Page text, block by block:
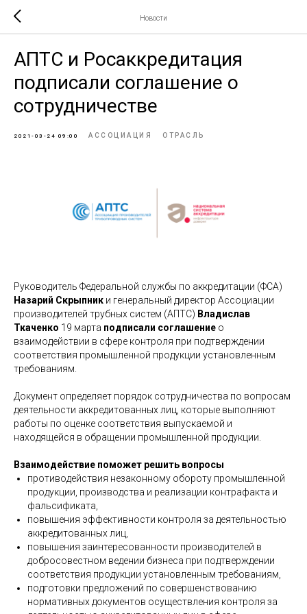
Новости
АПТС и Росаккредитация
подписали соглашение о
сотрудничестве
2021-03-24 09:00 АССОЦИАЦИЯ ОТРАСЛЬ
Руководитель Федеральной службы по аккредитации (ФСА)
Назарий Скрыпник и генеральный директор Ассоциации
производителей трубных систем (АПТС) Владислав
Ткаченко 19 марта подписали соглашение о
взаимодействии в сфере контроля при подтверждении
соответствия промышленной продукции установленным
требованиям.
Документ определяет порядок сотрудничества по вопросам
деятельности аккредитованных лиц, которые выполняют
работы по оценке соответствия выпускаемой и
находящейся в обращении промышленной продукции.
Взаимодействие поможет решить вопросы
противодействия незаконному обороту промышленной
продукции, производства и реализации контрафакта и
фальсификата,
повышения эффективности контроля за деятельностью
аккредитованных лиц,
повышения заинтересованности производителей в
добросовестном ведении бизнеса при подтверждении
соответствия продукции установленным требованиям,
подготовки предложений по совершенствованию
нормативных документов осуществления контроля за